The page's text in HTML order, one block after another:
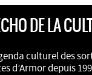
DE LA
culturel des
d’Armor depuis